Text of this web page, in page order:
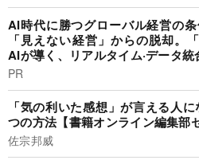
AI時代に勝つグローバル経営の
「見えない経営」からの脱却。
AIが導く、リアルタイム·データ
PR
「気の利いた感想」が言える人
つの方法【書籍オンライン編集部
佐宗邦威